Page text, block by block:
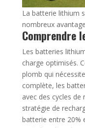
La batterie lithium
nombreux
Comprendre
Les batteries
charge optimisés.
plomb qui
complète, les
avec des cycles de
stratégie de
batterie entre 20%